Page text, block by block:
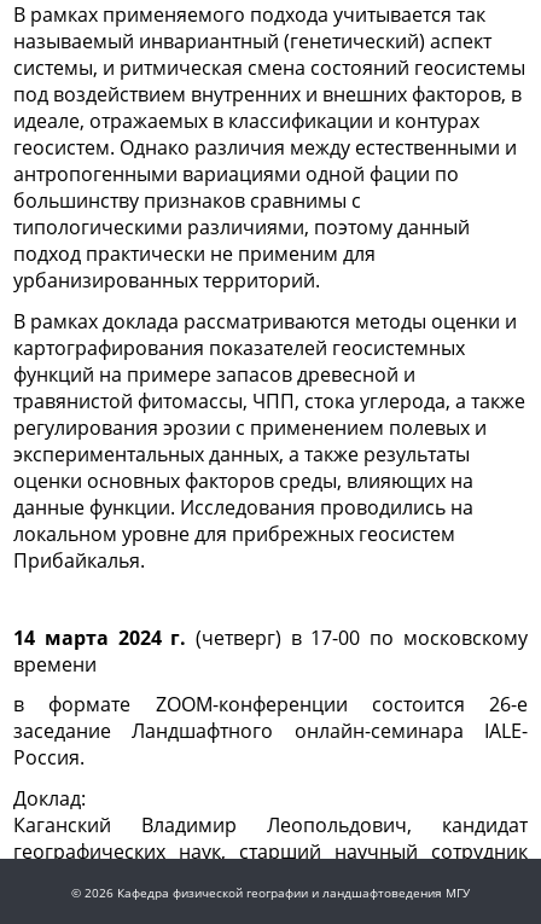
В рамках применяемого подхода учитывается так
называемый инвариантный (генетический) аспект
системы, и ритмическая смена состояний геосистемы
под воздействием внутренних и внешних факторов, в
идеале, отражаемых в классификации и контурах
геосистем. Однако различия между естественными и
антропогенными вариациями одной фации по
большинству признаков сравнимы с
типологическими различиями, поэтому данный
подход практически не применим для
урбанизированных территорий.
В рамках доклада рассматриваются методы оценки и
картографирования показателей геосистемных
функций на примере запасов древесной и
травянистой фитомассы, ЧПП, стока углерода, а также
регулирования эрозии с применением полевых и
экспериментальных данных, а также результаты
оценки основных факторов среды, влияющих на
данные функции. Исследования проводились на
локальном уровне для прибрежных геосистем
Прибайкалья.
14 марта 2024 г. (четверг) в 17-00 по московскому
времени
в формате ZOOM-конференции состоится 26-е
заседание Ландшафтного онлайн-семинара IALE-
Россия.
Доклад:
Каганский Владимир Леопольдович, кандидат
географических наук, старший научный сотрудник
«Недоосознанные общие фундаментальные
© 2026 Кафедра физической географии и ландшафтоведения МГУ